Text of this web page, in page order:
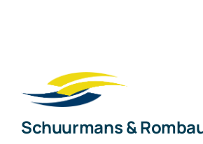
Schuurmans &